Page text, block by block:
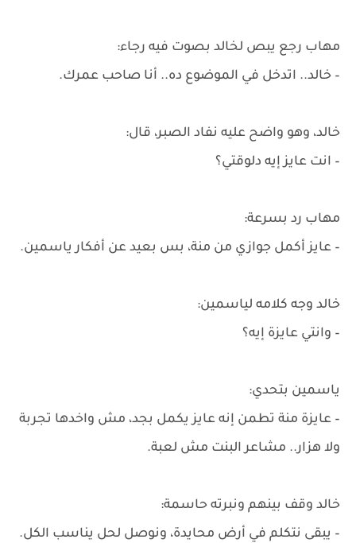
مهاب رجع يبص لخالد بصوت فيه رجاء:
– خالد.. اتدخل في الموضوع ده.. أنا صاحب عمرك.
خالد، وهو واضح عليه نفاد الصبر، قال:
– انت عايز إيه دلوقتي؟
مهاب رد بسرعة:
– عايز أكمل جوازي من منة، بس بعيد عن أفكار ياسمين.
خالد وجه كلامه لياسمين:
– وانتي عايزة إيه؟
ياسمين بتحدي:
– عايزة منة تطمن إنه عايز يكمل بجد، مش واخدها تجربة
ولا هزار.. مشاعر البنت مش لعبة.
خالد وقف بينهم ونبرته حاسمة:
– يبقى نتكلم في أرض محايدة، ونوصل لحل يناسب الكل.